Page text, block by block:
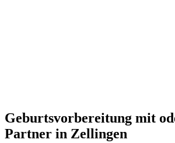
Geburtsvorbereitung mit
Partner in Zellingen